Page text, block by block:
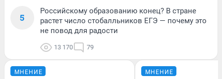
5
Российскому образованию конец? В стране
растет число стобалльников ЕГЭ — почему это
не повод для радости
13 170 79
МНЕНИЕ МНЕНИЕ